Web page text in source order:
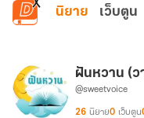
ข้ามไปยังเนื้อหาหลัก
นิยาย เว็บตูน
ฝันหวาน (ว
@sweetvoice
26 นิยาย0 เว็บตูน